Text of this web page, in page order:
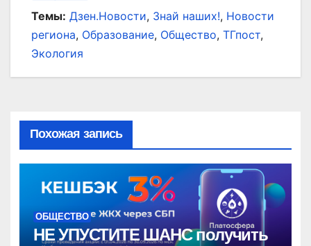
Темы: Дзен.Новости, Знай наших!, Новости
региона, Образование, Общество, ТГпост,
Экология
Похожая запись
ОБЩЕСТВО
НЕ УПУСТИТЕ ШАНС получить